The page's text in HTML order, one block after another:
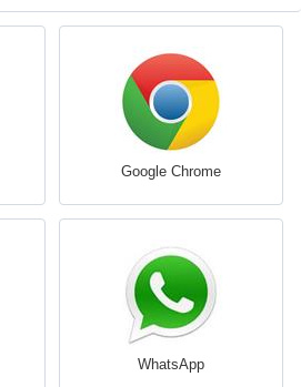
Google Chrome
WhatsApp